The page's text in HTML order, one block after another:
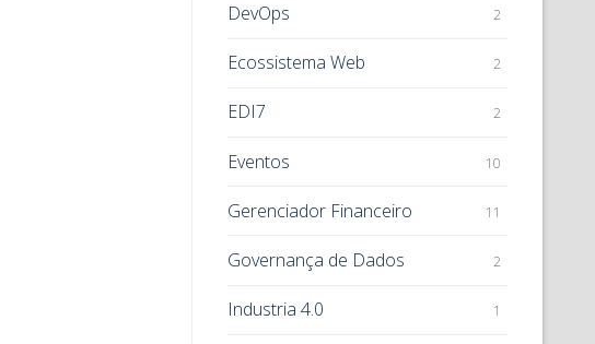
DevOps 2
Ecossistema Web 2
EDI7 2
Eventos 10
Gerenciador Financeiro 11
Governança de Dados 2
Industria 4.0 1